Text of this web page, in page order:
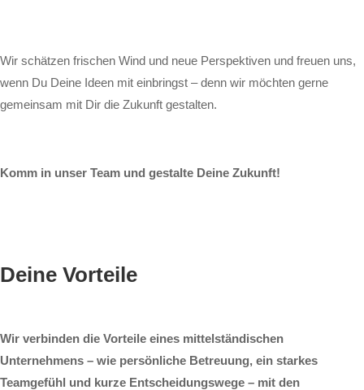
Wir schätzen frischen Wind und neue Perspektiven und freuen uns,
wenn Du Deine Ideen mit einbringst – denn wir möchten gerne
gemeinsam mit Dir die Zukunft gestalten.
Komm in unser Team und gestalte Deine Zukunft!
Deine Vorteile
Wir verbinden die Vorteile eines mittelständischen
Unternehmens – wie persönliche Betreuung, ein starkes
Teamgefühl und kurze Entscheidungswege – mit den